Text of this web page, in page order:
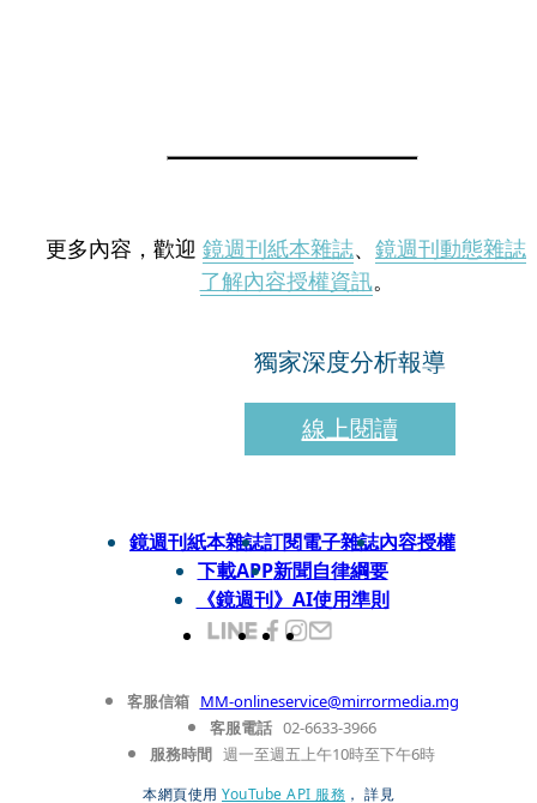
更多內容，歡迎 鏡週刊紙本雜誌、 鏡週刊動態雜誌
了解內容授權資訊。
獨家深度分析報導
線上閱讀
鏡週刊紙本雜誌訂閱電子雜誌內容授權
下載APP新聞自律綱要
《鏡週刊》AI使用準則
客服信箱 MM-onlineservice@mirrormedia.mg
客服電話 02-6633-3966
服務時間 週一至週五上午10時至下午6時
本網頁使用 YouTube API 服務 ， 詳見